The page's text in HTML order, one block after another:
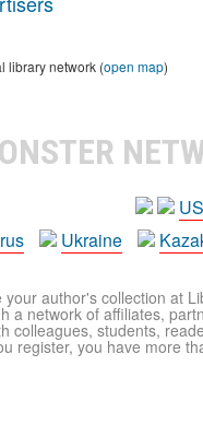
library network (open map)
Ukraine
author's collection at
a network of affiliates,
colleagues, students,
register, you have more